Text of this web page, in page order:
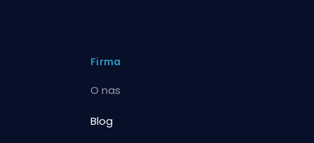
Firma
O nas
Blog